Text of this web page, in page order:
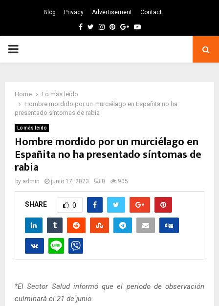
Blog Privacy Advertisement Contact
Facebook
TwitterInstagram
Pinterest
GoogleYoutube
PRIMARY
Home
Lo más leído
Hombre mordido por un murciélago en Españita no ha
presentado síntomas de rabia
Lo más leído
Hombre mordido por un murciélago en
Españita no ha presentado síntomas de
rabia
by admin junio 17, 2023 0 905
SHARE 0
*El Sector Salud informó que el periodo de observación
culminará el 21 de junio.